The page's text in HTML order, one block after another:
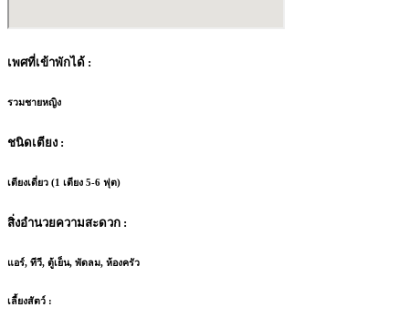
เพศที่เข้าพักได้ :
รวมชายหญิง
ชนิดเตียง :
เตียงเดี่ยว (1 เตียง 5-6 ฟุต)
สิ่งอำนวยความสะดวก :
แอร์, ทีวี, ตู้เย็น, พัดลม, ห้องครัว
เลี้ยงสัตว์ :